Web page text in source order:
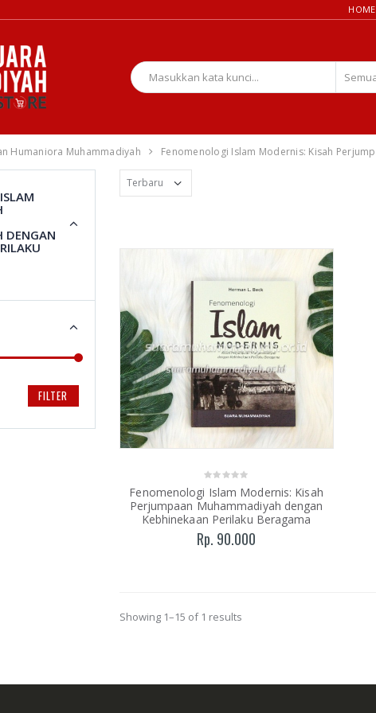
HOME
Humaniora Muhammadiyah Fenomenologi Islam Modernis: Kisah
Fenomenologi Islam Modernis: Kisah
Perjumpaan Muhammadiyah dengan
Kebhinekaan Perilaku Beragama
Rp. 90.000
Showing 1–15 of 1 results
DENGAN
FILTER